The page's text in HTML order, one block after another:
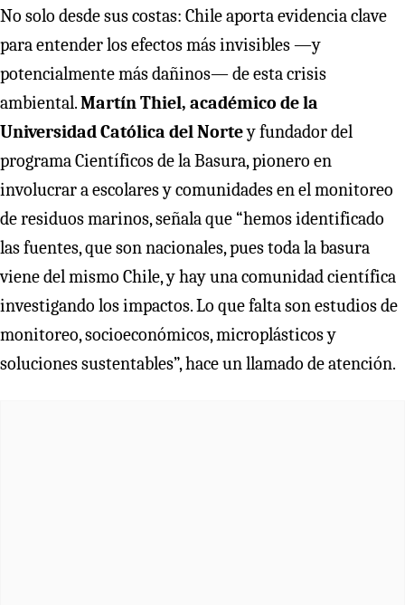
No solo desde sus costas: Chile aporta evidencia clave
para entender los efectos más invisibles —y
potencialmente más dañinos— de esta crisis
ambiental.Martín Thiel, académico de la
Universidad Católica del Nortey fundador del
programa Científicos de la Basura, pionero en
involucrar a escolares y comunidades en el monitoreo
de residuos marinos, señala que “hemos identificado
las fuentes, que son nacionales, pues toda la basura
viene del mismo Chile, y hay una comunidad científica
investigando los impactos. Lo que falta son estudios de
monitoreo, socioeconómicos, microplásticos y
soluciones sustentables”, hace un llamado de atención.